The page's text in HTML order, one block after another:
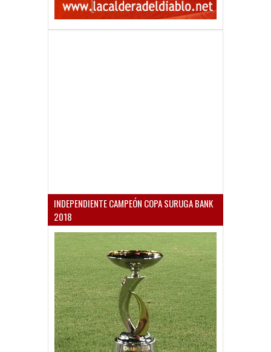
INDEPENDIENTE CAMPEÓN COPA SURUGA BANK
2018